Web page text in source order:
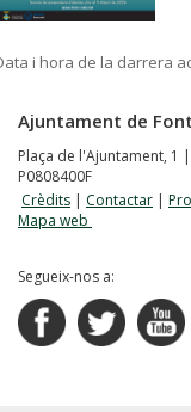
i hora de la darrera
Ajuntament de
Plaça de l'Ajuntament, 1
P0808400F
Crèdits | Contactar |
Mapa web
Segueix-nos a: